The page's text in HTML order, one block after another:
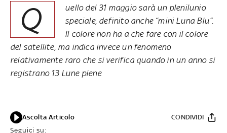
Q
uello del 31 maggio sarà un plenilunio
speciale, definito anche “mini Luna Blu”.
Il colore non ha a che fare con il colore
del satellite, ma indica invece un fenomeno
relativamente raro che si verifica quando in un anno si
registrano 13 Lune piene
Ascolta Articolo
Seguici su:
CONDIVIDI